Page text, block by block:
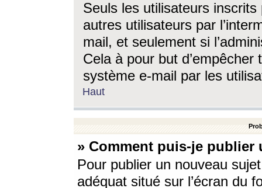
Seuls les utilisateurs
autres utilisateurs par
mail, et seulement si
Cela à pour but
système e-mail par les
Haut
» Comment puis-je
Pour publier un nouveau
adéquat situé sur l’écran du